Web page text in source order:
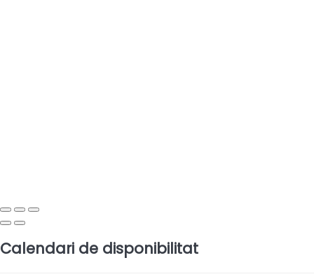
Calendari de disponibilitat